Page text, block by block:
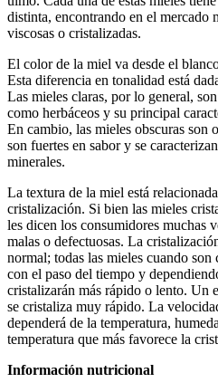
distinta, encontrando en el mercado
viscosas o cristalizadas.
El color de la miel va desde el
Esta diferencia en tonalidad está
Las mieles claras, por lo general,
como herbáceos y su principal
En cambio, las mieles obscuras son
son fuertes en sabor y se
minerales.
La textura de la miel está
cristalización. Si bien las mieles
les dicen los consumidores muchas
malas o defectuosas. La
normal; todas las mieles cuando son
con el paso del tiempo y
cristalizarán más rápido o lento. Un
se cristaliza muy rápido. La
dependerá de la temperatura,
temperatura que más favorece la
Información nutricional